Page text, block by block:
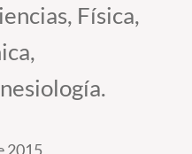
Física,
2015